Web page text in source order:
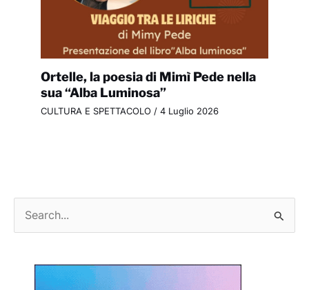
Ortelle, la poesia di Mimì Pede nella
sua “Alba Luminosa”
CULTURA E SPETTACOLO / 4 Luglio 2026